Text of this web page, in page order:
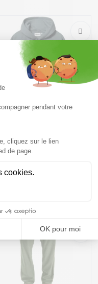
S | M | XL
WIP Hooded
Sweat /cozy bleu or
53,39€